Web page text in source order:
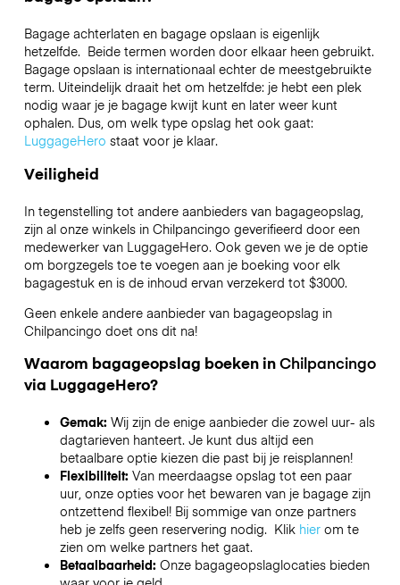
Bagage achterlaten en bagage opslaan is eigenlijk
hetzelfde. Beide termen worden door elkaar heen gebruikt.
Bagage opslaan is internationaal echter de meestgebruikte
term. Uiteindelijk draait het om hetzelfde: je hebt een plek
nodig waar je je bagage kwijt kunt en later weer kunt
ophalen. Dus, om welk type opslag het ook gaat:
LuggageHero staat voor je klaar.
Veiligheid
In tegenstelling tot andere aanbieders van bagageopslag,
zijn al onze winkels in Chilpancingo geverifieerd door een
medewerker van LuggageHero. Ook geven we je de optie
om borgzegels toe te voegen aan je boeking voor elk
bagagestuk en is de inhoud ervan verzekerd tot $3000.
Geen enkele andere aanbieder van bagageopslag in
Chilpancingo doet ons dit na!
Waarom bagageopslag boeken inChilpancingo
via LuggageHero?
Gemak: Wij zijn de enige aanbieder die zowel uur- als
dagtarieven hanteert. Je kunt dus altijd een
betaalbare optie kiezen die past bij je reisplannen!
Flexibiliteit: Van meerdaagse opslag tot een paar
uur, onze opties voor het bewaren van je bagage zijn
ontzettend flexibel! Bij sommige van onze partners
heb je zelfs geen reservering nodig. Klik hierom te
zien om welke partners het gaat.
Betaalbaarheid: Onze bagageopslaglocaties bieden